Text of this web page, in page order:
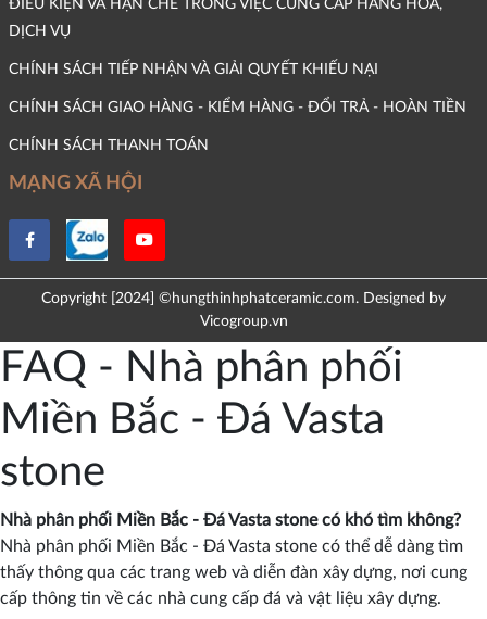
ĐIỀU KIỆN VÀ HẠN CHẾ TRONG VIỆC CUNG CẤP HÀNG HÓA,
DỊCH VỤ
CHÍNH SÁCH TIẾP NHẬN VÀ GIẢI QUYẾT KHIẾU NẠI
CHÍNH SÁCH GIAO HÀNG - KIỂM HÀNG - ĐỔI TRẢ - HOÀN TIỀN
CHÍNH SÁCH THANH TOÁN
MẠNG XÃ HỘI
Copyright [2024] ©hungthinhphatceramic.com. Designed by
Vicogroup.vn
FAQ - Nhà phân phối
Miền Bắc - Đá Vasta
stone
Nhà phân phối Miền Bắc - Đá Vasta stone có khó tìm không?
Nhà phân phối Miền Bắc - Đá Vasta stone có thể dễ dàng tìm
thấy thông qua các trang web và diễn đàn xây dựng, nơi cung
cấp thông tin về các nhà cung cấp đá và vật liệu xây dựng.